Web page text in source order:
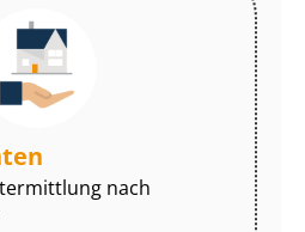
nach